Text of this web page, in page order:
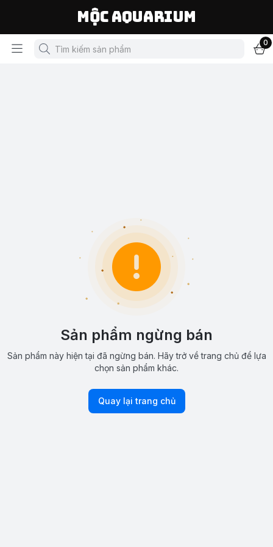
Mộc Aquarium
0
Sản phẩm ngừng bán
Sản phẩm này hiện tại đã ngừng bán. Hãy trở về trang chủ để lựa
chọn sản phẩm khác.
Quay lại trang chủ